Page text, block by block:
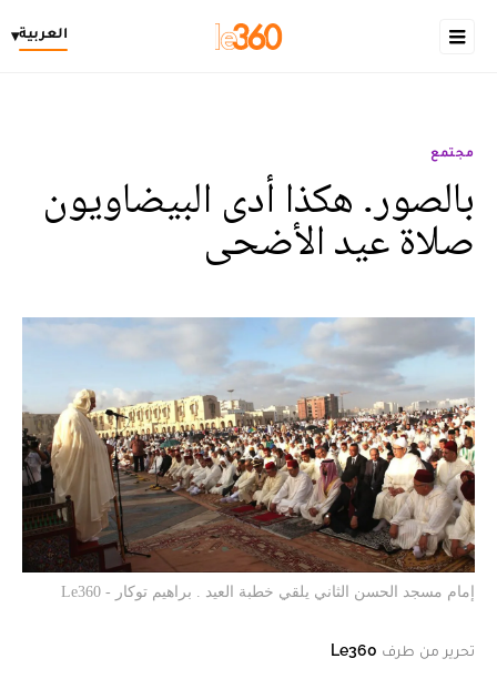
العربية▾
مجتمع
بالصور. هكذا أدى البيضاويون
صلاة عيد الأضحى
إمام مسجد الحسن الثاني يلقي خطبة العيد . براهيم توكار - Le360
تحرير من طرف Le360